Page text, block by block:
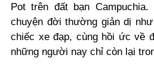
Pot trên đất bạn
chuyện đời thường giản dị
chiếc xe đạp, cùng hồi ức về
những người nay chỉ còn lại